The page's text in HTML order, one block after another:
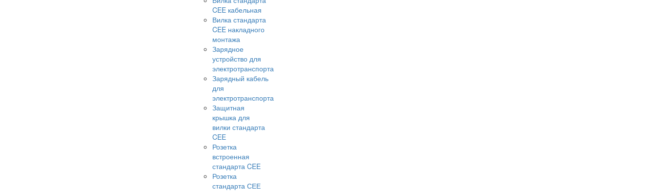
CEE кабельная
Вилка стандарта
CEE накладного
монтажа
Зарядное
устройство для
электротранспорта
Зарядный кабель
для
электротранспорта
Защитная
крышка для
вилки стандарта
CEE
Розетка
встроенная
стандарта CEE
Розетка
стандарта СЕЕ